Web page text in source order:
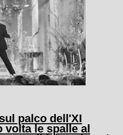
palco dell'XI
volta le spalle al